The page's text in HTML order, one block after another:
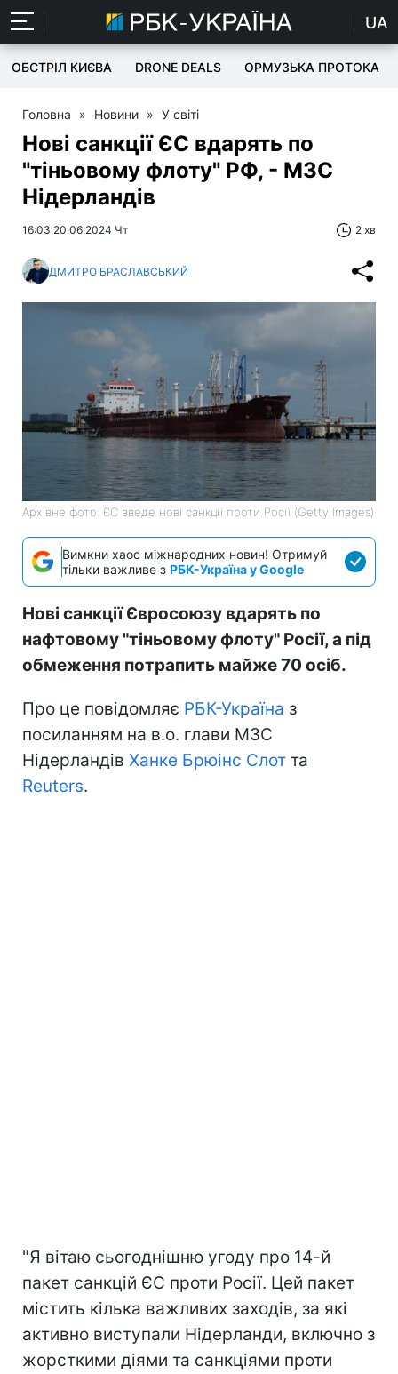
UA
ОБСТРІЛ КИЄВА DRONE DEALS ОРМУЗЬКА ПРОТОКА
Головна » Новини » У світі
Нові санкції ЄС вдарять по
"тіньовому флоту" РФ, - МЗС
Нідерландів
16:03 20.06.2024 Чт 2 хв
ДМИТРО БРАСЛАВСЬКИЙ
Архівне фото: ЄС введе нові санкції проти Росії (Getty Images)
Вимкни хаос міжнародних новин! Отримуй
тільки важливе з РБК-Україна у Google
Нові санкції Євросоюзу вдарять по
нафтовому "тіньовому флоту" Росії, а під
обмеження потрапить майже 70 осіб.
Про це повідомляє РБК-Україна з
посиланням на в.о. глави МЗС
Нідерландів Ханке Брюінс Слот та
Reuters.
"Я вітаю сьогоднішню угоду про 14-й
пакет санкцій ЄС проти Росії. Цей пакет
містить кілька важливих заходів, за які
активно виступали Нідерланди, включно з
жорсткими діями та санкціями проти